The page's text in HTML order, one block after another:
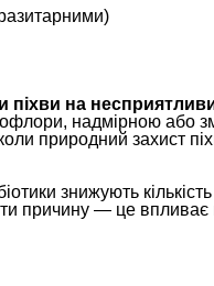
піхви на
надмірною або
природний захист
знижують
причину — це впливає